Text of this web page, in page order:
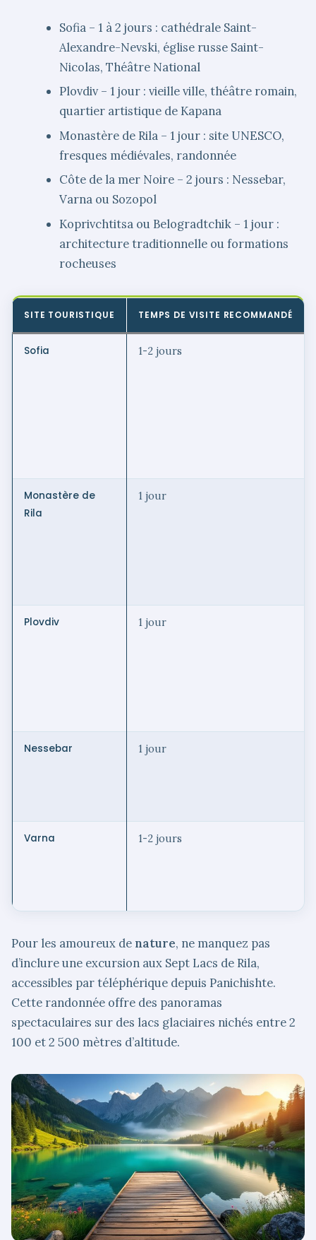
Sofia – 1 à 2 jours : cathédrale Saint-
Alexandre-Nevski, église russe Saint-
Nicolas, Théâtre National
Plovdiv – 1 jour : vieille ville, théâtre romain,
quartier artistique de Kapana
Monastère de Rila – 1 jour : site UNESCO,
fresques médiévales, randonnée
Côte de la mer Noire – 2 jours : Nessebar,
Varna ou Sozopol
Koprivchtitsa ou Belogradtchik – 1 jour :
architecture traditionnelle ou formations
rocheuses
SITE TOURISTIQUE TEMPS DE VISITE RECOMMANDÉ
Sofia 1-2 jours
Monastère de
Rila
1 jour
Plovdiv 1 jour
Nessebar 1 jour
Varna 1-2 jours
Pour les amoureux de nature, ne manquez pas
d’inclure une excursion aux Sept Lacs de Rila,
accessibles par téléphérique depuis Panichishte.
Cette randonnée offre des panoramas
spectaculaires sur des lacs glaciaires nichés entre 2
100 et 2 500 mètres d’altitude.